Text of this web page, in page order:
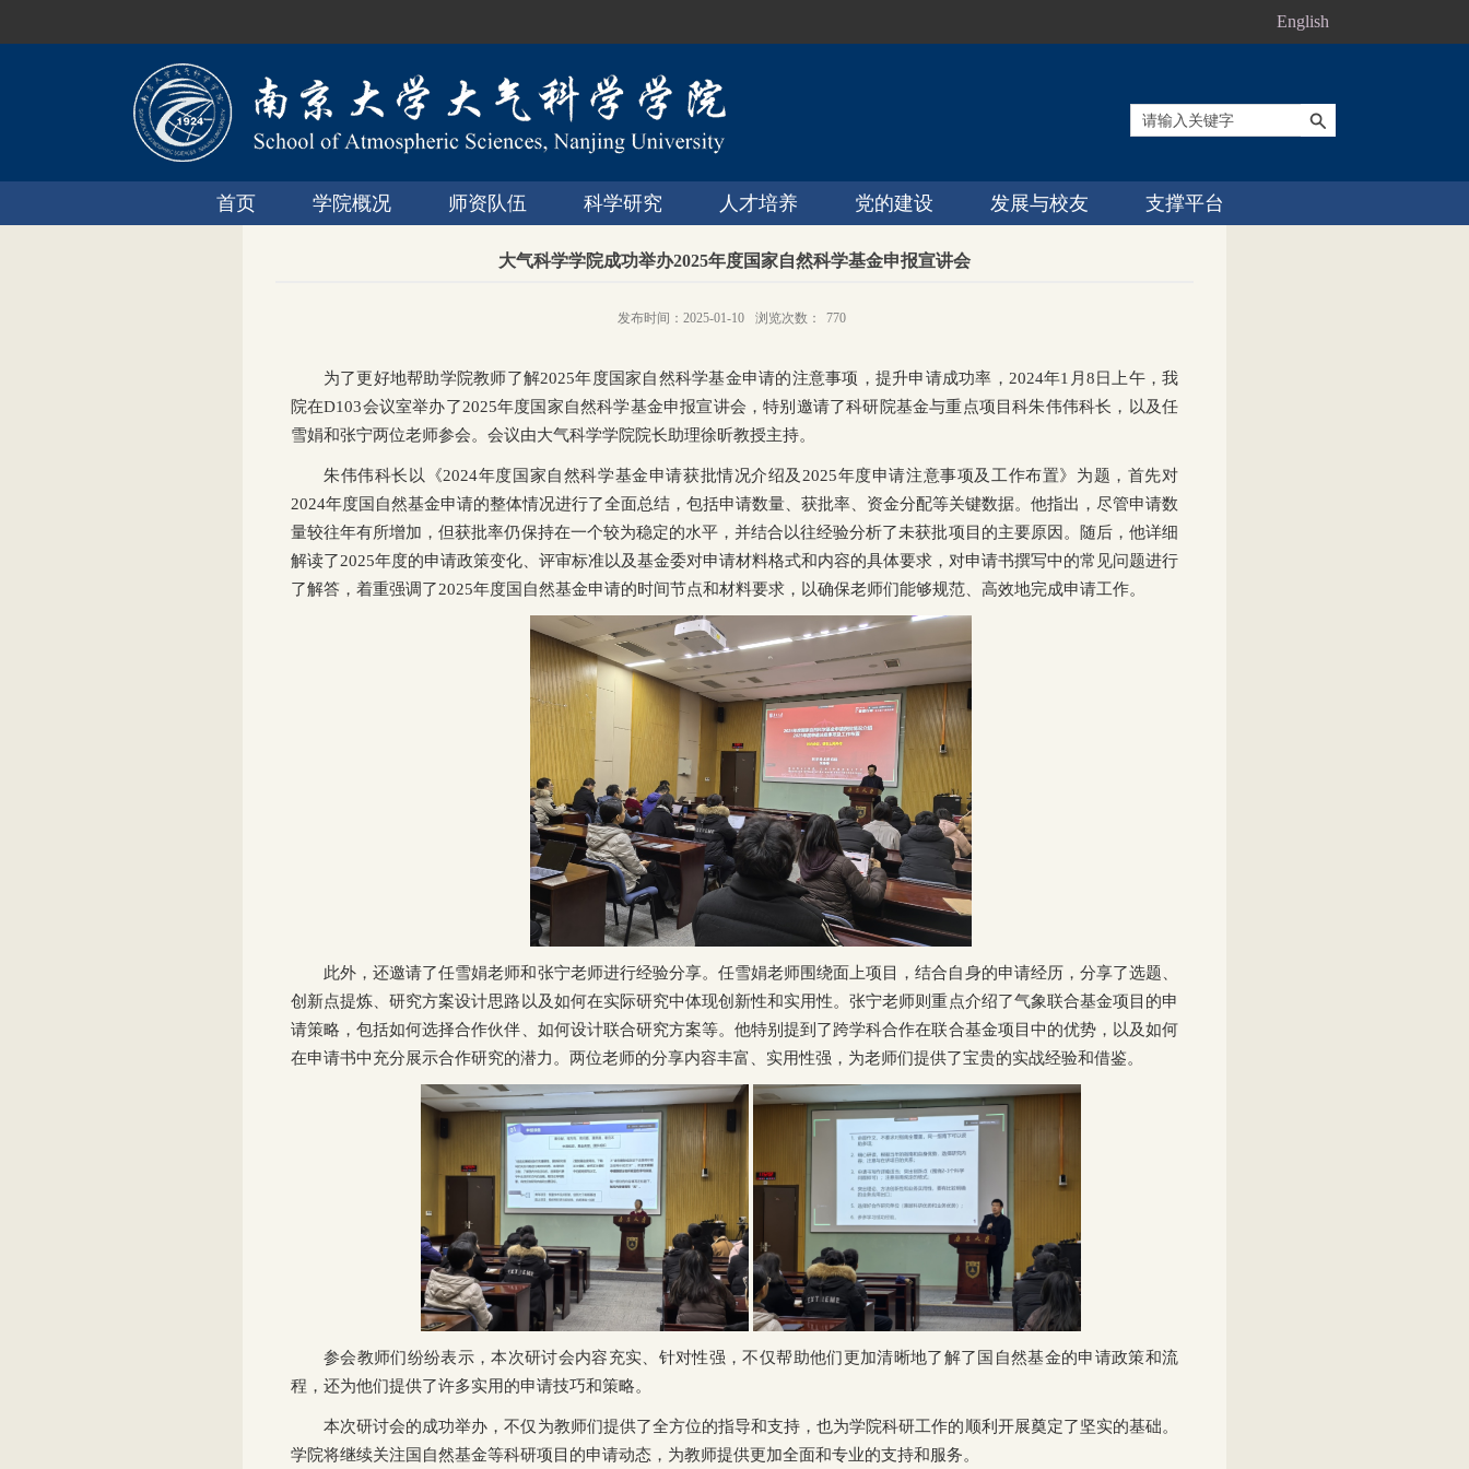
English
首页 学院概况 师资队伍 科学研究 人才培养 党的建设 发展与校友 支撑平台
大气科学学院成功举办2025年度国家自然科学基金申报宣讲会
发布时间：2025-01-10 浏览次数： 770
为了更好地帮助学院教师了解2025年度国家自然科学基金申请的注意事项，提升申请成功率，2024年1月8日上午，我
院在D103会议室举办了2025年度国家自然科学基金申报宣讲会，特别邀请了科研院基金与重点项目科朱伟伟科长，以及任
雪娟和张宁两位老师参会。会议由大气科学学院院长助理徐昕教授主持。
朱伟伟科长以《2024年度国家自然科学基金申请获批情况介绍及2025年度申请注意事项及工作布置》为题，首先对
2024年度国自然基金申请的整体情况进行了全面总结，包括申请数量、获批率、资金分配等关键数据。他指出，尽管申请数
量较往年有所增加，但获批率仍保持在一个较为稳定的水平，并结合以往经验分析了未获批项目的主要原因。随后，他详细
解读了2025年度的申请政策变化、评审标准以及基金委对申请材料格式和内容的具体要求，对申请书撰写中的常见问题进行
了解答，着重强调了2025年度国自然基金申请的时间节点和材料要求，以确保老师们能够规范、高效地完成申请工作。
此外，还邀请了任雪娟老师和张宁老师进行经验分享。任雪娟老师围绕面上项目，结合自身的申请经历，分享了选题、
创新点提炼、研究方案设计思路以及如何在实际研究中体现创新性和实用性。张宁老师则重点介绍了气象联合基金项目的申
请策略，包括如何选择合作伙伴、如何设计联合研究方案等。他特别提到了跨学科合作在联合基金项目中的优势，以及如何
在申请书中充分展示合作研究的潜力。两位老师的分享内容丰富、实用性强，为老师们提供了宝贵的实战经验和借鉴。
参会教师们纷纷表示，本次研讨会内容充实、针对性强，不仅帮助他们更加清晰地了解了国自然基金的申请政策和流
程，还为他们提供了许多实用的申请技巧和策略。
本次研讨会的成功举办，不仅为教师们提供了全方位的指导和支持，也为学院科研工作的顺利开展奠定了坚实的基础。
学院将继续关注国自然基金等科研项目的申请动态，为教师提供更加全面和专业的支持和服务。